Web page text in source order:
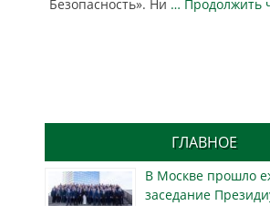
Безопасность». Ни … Продолжить
ГЛАВНОЕ
В Москве прошло
заседание